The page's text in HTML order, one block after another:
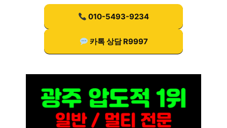
010-5493-9234
카톡 상담 R9997